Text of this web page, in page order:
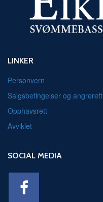
LINKER
Personvern
Salgsbetingelser og angrerett
Opphavsrett
Avviklet
SOCIAL MEDIA